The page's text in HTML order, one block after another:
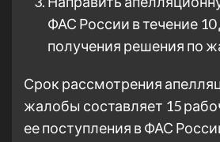
ФАС России в течение 10
получения решения по
Срок рассмотрения
жалобы составляет 15
ее поступления в ФАС